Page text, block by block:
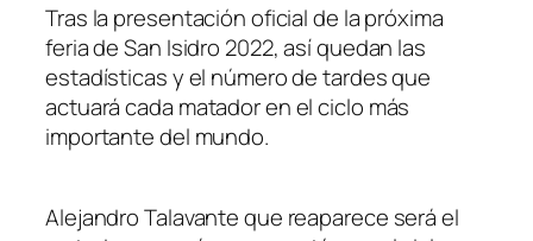
Tras la presentación oficial de la próxima
feria de San Isidro 2022, así quedan las
estadísticas y el número de tardes que
actuará cada matador en el ciclo más
importante del mundo.
Alejandro Talavante que reaparece será el